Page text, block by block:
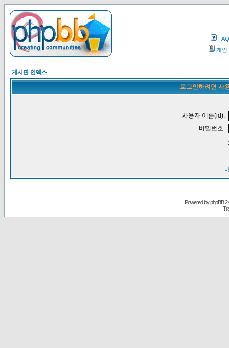
FAQ
개인
게시판 인덱스
로그인하려면 사
사용자 이름(id):
비밀번호:
Powered byphpBB